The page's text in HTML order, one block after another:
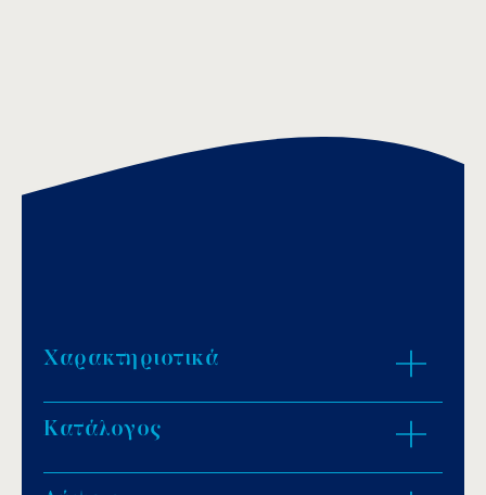
Χαρακτηριστικά
Πυροσβεστική μανικά χειρός με ρυθμιζόμενη
2 θέσεις λειτουργίας: επίθεση και άμυνα
Κατάλογος